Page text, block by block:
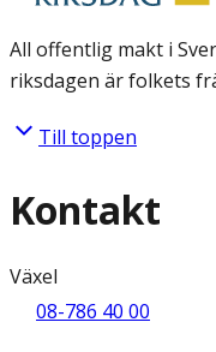
All offentlig makt i
riksdagen är folkets
Till toppen
Kontakt
Växel
08-786 40 00